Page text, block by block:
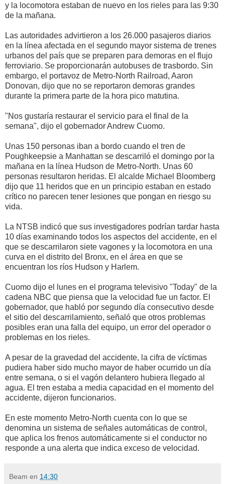
y la locomotora estaban de nuevo en los rieles para las 9:30
de la mañana.
Las autoridades advirtieron a los 26.000 pasajeros diarios
en la línea afectada en el segundo mayor sistema de trenes
urbanos del país que se preparen para demoras en el flujo
ferroviario. Se proporcionarán autobuses de trasbordo. Sin
embargo, el portavoz de Metro-North Railroad, Aaron
Donovan, dijo que no se reportaron demoras grandes
durante la primera parte de la hora pico matutina.
"Nos gustaría restaurar el servicio para el final de la
semana", dijo el gobernador Andrew Cuomo.
Unas 150 personas iban a bordo cuando el tren de
Poughkeepsie a Manhattan se descarriló el domingo por la
mañana en la línea Hudson de Metro-North. Unas 60
personas resultaron heridas. El alcalde Michael Bloomberg
dijo que 11 heridos que en un principio estaban en estado
crítico no parecen tener lesiones que pongan en riesgo su
vida.
La NTSB indicó que sus investigadores podrían tardar hasta
10 días examinando todos los aspectos del accidente, en el
que se descarrilaron siete vagones y la locomotora en una
curva en el distrito del Bronx, en el área en que se
encuentran los ríos Hudson y Harlem.
Cuomo dijo el lunes en el programa televisivo "Today" de la
cadena NBC que piensa que la velocidad fue un factor. El
gobernador, que habló por segundo día consecutivo desde
el sitio del descarrilamiento, señaló que otros problemas
posibles eran una falla del equipo, un error del operador o
problemas en los rieles.
A pesar de la gravedad del accidente, la cifra de víctimas
pudiera haber sido mucho mayor de haber ocurrido un día
entre semana, o si el vagón delantero hubiera llegado al
agua. El tren estaba a media capacidad en el momento del
accidente, dijeron funcionarios.
En este momento Metro-North cuenta con lo que se
denomina un sistema de señales automáticas de control,
que aplica los frenos automáticamente si el conductor no
responde a una alerta que indica exceso de velocidad.
Beam en 14:30